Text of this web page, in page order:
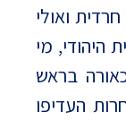
ואולי
היהודי, מי
בראש
העדיפו